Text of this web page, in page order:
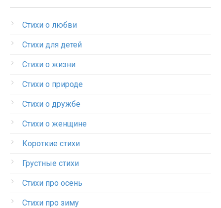
Стихи о любви
Стихи для детей
Стихи о жизни
Стихи о природе
Стихи о дружбе
Стихи о женщине
Короткие стихи
Грустные стихи
Стихи про осень
Стихи про зиму